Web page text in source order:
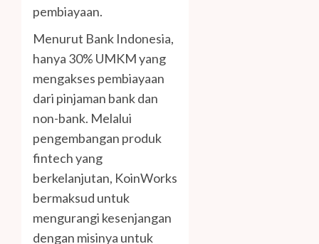
pembiayaan.
Menurut Bank Indonesia,
hanya 30% UMKM yang
mengakses pembiayaan
dari pinjaman bank dan
non-bank. Melalui
pengembangan produk
fintech yang
berkelanjutan, KoinWorks
bermaksud untuk
mengurangi kesenjangan
dengan misinya untuk